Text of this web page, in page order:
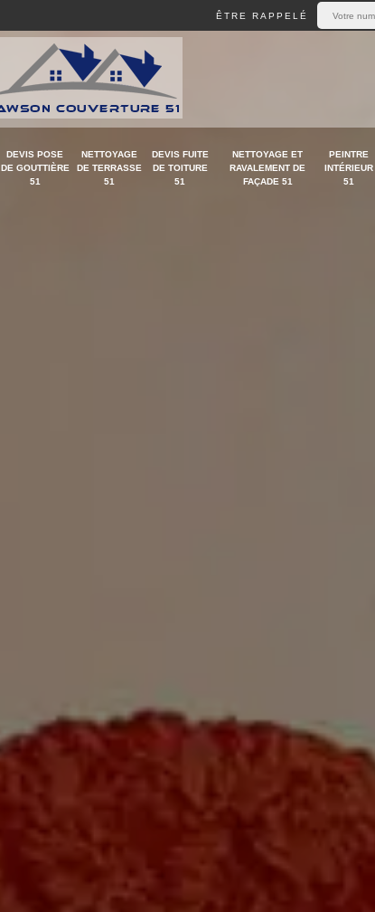
ÊTRE RAPPELÉ
DEVIS POSE
DE GOUTTIÈRE
51
NETTOYAGE
DE TERRASSE
51
DEVIS FUITE
DE TOITURE
51
NETTOYAGE ET
RAVALEMENT DE
FAÇADE 51
PEINTRE
INTÉRIEUR
51